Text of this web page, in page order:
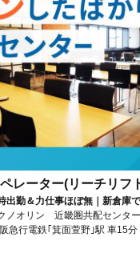
レーター(リーチリフ
出勤＆力仕事ほぼ無｜新倉庫
ノオリン 近畿圏共配センター
急行電鉄｢箕面萱野｣駅 車15
車場無料